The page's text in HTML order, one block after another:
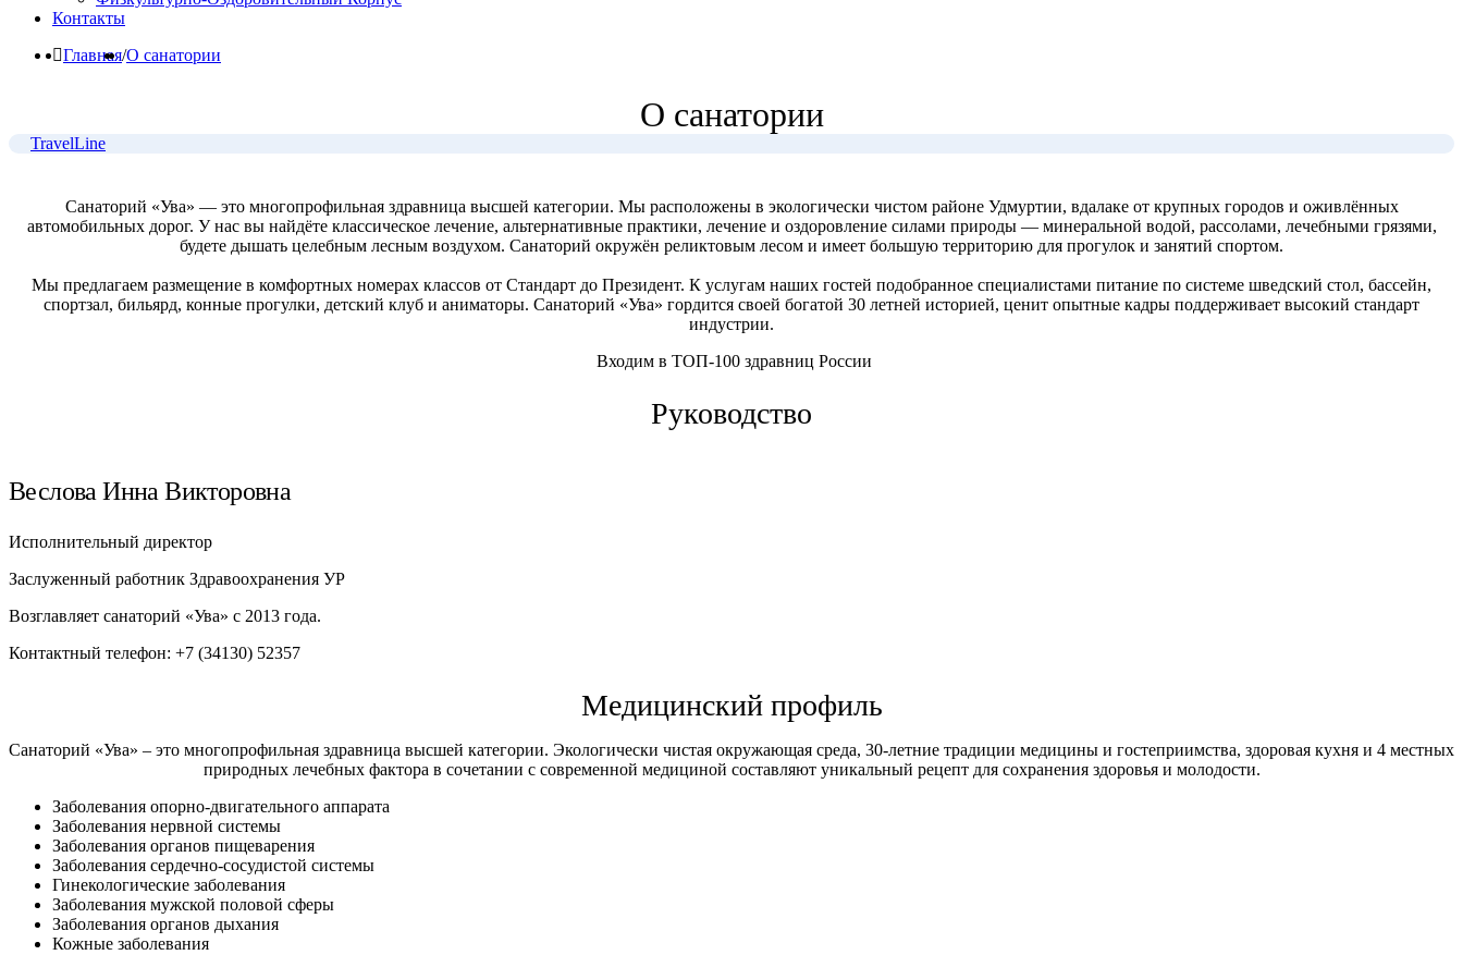
Контакты
Главная/О санатории
О санатории
TravelLine
Санаторий «Ува» — это многопрофильная здравница высшей категории. Мы расположены в экологически чистом районе Удмуртии, вдалаке от крупных городов и оживлённых
автомобильных дорог. У нас вы найдёте классическое лечение, альтернативные практики, лечение и оздоровление силами природы — минеральной водой, рассолами, лечебными грязями,
будете дышать целебным лесным воздухом. Санаторий окружён реликтовым лесом и имеет большую территорию для прогулок и занятий спортом.
Мы предлагаем размещение в комфортных номерах классов от Стандарт до Президент. К услугам наших гостей подобранное специалистами питание по системе шведский стол, бассейн,
спортзал, бильярд, конные прогулки, детский клуб и аниматоры. Санаторий «Ува» гордится своей богатой 30 летней историей, ценит опытные кадры поддерживает высокий стандарт
индустрии.
Входим в ТОП-100 здравниц России
Руководство
Веслова Инна Викторовна
Исполнительный директор
Заслуженный работник Здравоохранения УР
Возглавляет санаторий «Ува» с 2013 года.
Контактный телефон: +7 (34130) 52357
Медицинский профиль
Санаторий «Ува» – это многопрофильная здравница высшей категории. Экологически чистая окружающая среда, 30-летние традиции медицины и гостеприимства, здоровая кухня и 4 местных
природных лечебных фактора в сочетании с современной медициной составляют уникальный рецепт для сохранения здоровья и молодости.
Заболевания опорно-двигательного аппарата
Заболевания нервной системы
Заболевания органов пищеварения
Заболевания сердечно-сосудистой системы
Гинекологические заболевания
Заболевания мужской половой сферы
Заболевания органов дыхания
Кожные заболевания